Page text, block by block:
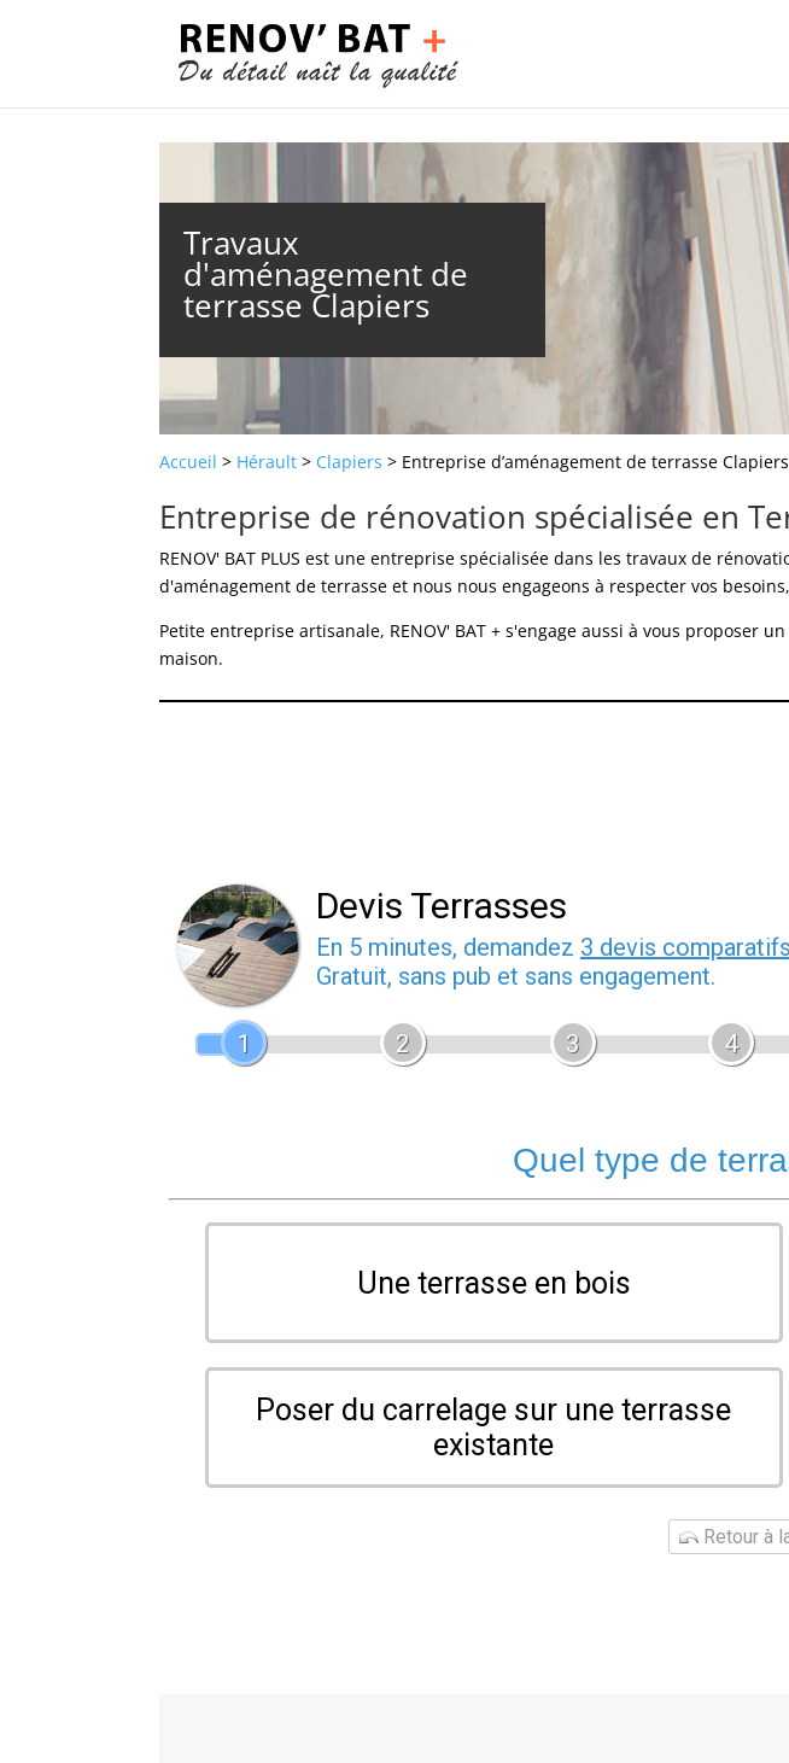
Travaux
d'aménagement de
terrasse Clapiers
Accueil > Hérault > Clapiers > Entreprise d’aménagement de terrasse Clapiers
Entreprise de rénovation spécialisée en
RENOV' BAT PLUS est une entreprise spécialisée dans les travaux de
d'aménagement de terrasse et nous nous engageons à respecter vos
Petite entreprise artisanale, RENOV' BAT + s'engage aussi à vous
maison.
Devis Terrasses
En 5 minutes, demandez 3 devis comparatifs
Gratuit, sans pub et sans engagement.
1 2 3 4
Quel type de
Une terrasse en bois
Poser du carrelage sur une terrasse
existante
Retour à